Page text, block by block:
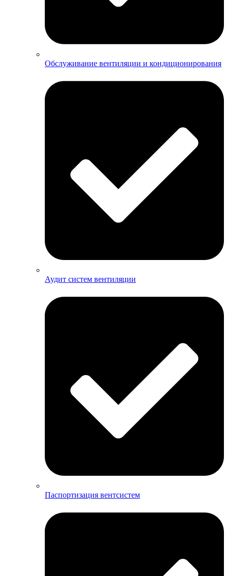
Обслуживание вентиляции и кондиционирования
Аудит систем вентиляции
Паспортизация вентсистем